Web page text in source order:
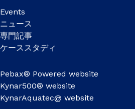
Events
ニュース
専門記事
ケーススタディ
Pebax® Powered website
Kynar500® website
KynarAquatec@ website